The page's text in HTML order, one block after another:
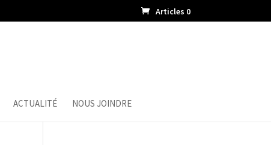
Articles 0
ACTUALITÉ NOUS JOINDRE